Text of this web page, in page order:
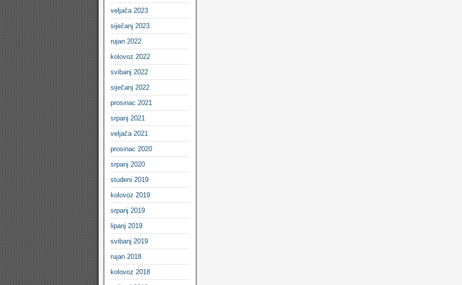
veljača 2023
siječanj 2023
rujan 2022
kolovoz 2022
svibanj 2022
siječanj 2022
prosinac 2021
srpanj 2021
veljača 2021
prosinac 2020
srpanj 2020
studeni 2019
kolovoz 2019
srpanj 2019
lipanj 2019
svibanj 2019
rujan 2018
kolovoz 2018